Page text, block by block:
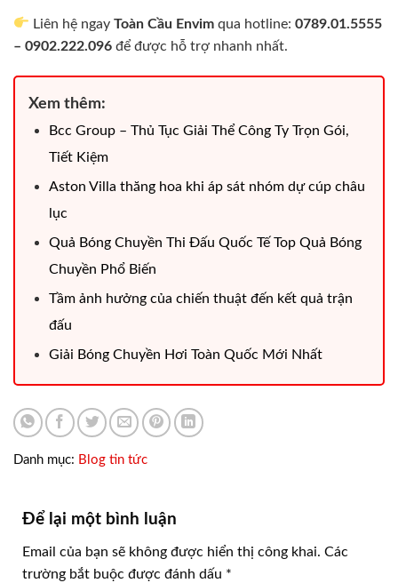
Liên hệ ngayToàn Cầu Envim qua hotline:0789.01.5555
– 0902.222.096 để được hỗ trợ nhanh nhất.
Xem thêm:
Bcc Group – Thủ Tục Giải Thể Công Ty Trọn Gói,
Tiết Kiệm
Aston Villa thăng hoa khi áp sát nhóm dự cúp châu
lục
Quả Bóng Chuyền Thi Đấu Quốc Tế Top Quả Bóng
Chuyền Phổ Biến
Tầm ảnh hưởng của chiến thuật đến kết quả trận
đấu
Giải Bóng Chuyền Hơi Toàn Quốc Mới Nhất
Danh mục: Blog tin tức
Để lại một bình luận
Email của bạn sẽ không được hiển thị công khai. Các
trường bắt buộc được đánh dấu *